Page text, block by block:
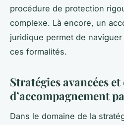
procédure de protection
complexe. Là encore, un
juridique permet de
ces formalités.
Stratégies avancées
d’accompagnement
Dans le domaine de la